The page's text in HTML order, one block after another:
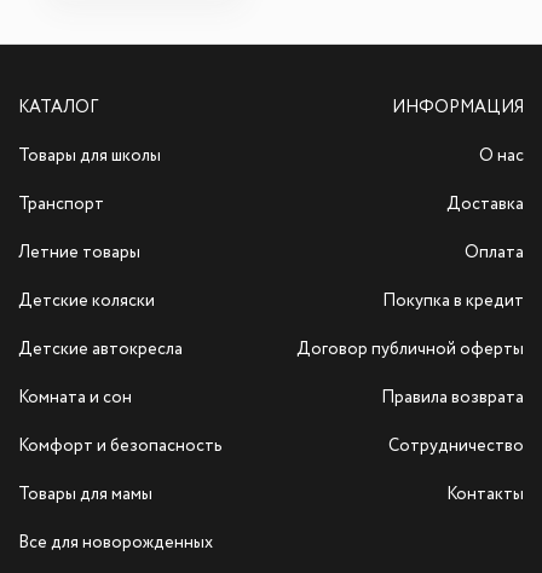
КАТАЛОГ
Товары для школы
Транспорт
Летние товары
Детские коляски
Детские автокресла
Комната и сон
Комфорт и безопасность
Товары для мамы
Все для новорожденных
ИНФОРМАЦИЯ
О нас
Доставка
Оплата
Покупка в кредит
Договор публичной оферты
Правила возврата
Сотрудничество
Контакты